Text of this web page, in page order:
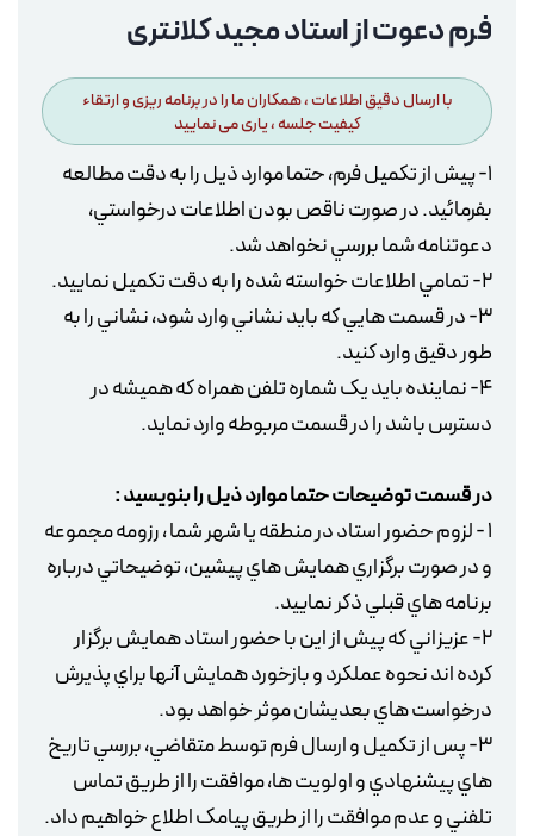
فرمدعوت از استاد مجید کلانتری
با ارسال دقیق اطلاعات ، همکاران ما را در برنامه ریزی و ارتقاء
کیفیت جلسه ، یاری می نمایید
1- پيش از تکميل فرم، حتما موارد ذيل را به دقت مطالعه
بفرمائيد. در صورت ناقص بودن اطلاعات درخواستي،
3- در قسمت هايي که بايد نشاني وارد شود، نشاني را به
4- نماينده بايد يک شماره تلفن همراه که هميشه در
در قسمت توضيحات حتما موارد ذيل را بنويسيد :
1 - لزوم حضور استاد در منطقه يا شهر شما ، رزومه مجموعه
و در صورت برگزاري همايش هاي پيشين، توضيحاتي درباره
2- عزيزاني که پيش از اين با حضور استاد همايش برگزار
کرده اند نحوه عملکرد و بازخورد همايش آنها براي پذيرش
3- پس از تکميل و ارسال فرم توسط متقاضي، بررسي تاريخ
هاي پيشنهادي و اولويت ها، موافقت را از طريق تماس
تلفني و عدم موافقت را از طريق پيامک اطلاع خواهيم داد.